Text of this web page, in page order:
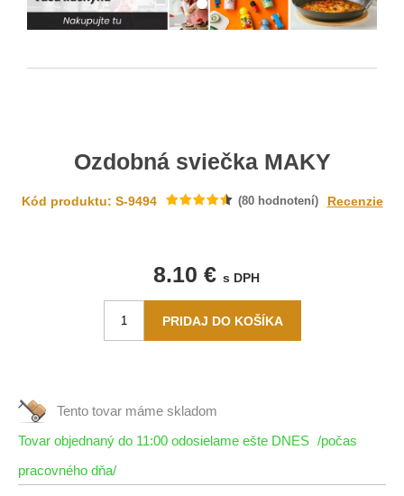
Ozdobná sviečka MAKY
Kód produktu: S-9494 (80hodnotení) Recenzie
8.10 € s DPH
Tento tovar máme skladom
Tovar objednaný do 11:00 odosielame ešte DNES /počas
pracovného dňa/